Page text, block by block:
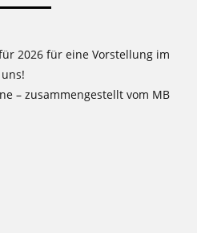
2026 für eine Vorstellung im
– zusammengestellt vom MB